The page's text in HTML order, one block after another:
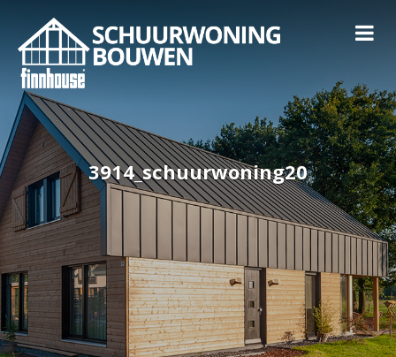
3914_schuurwoning20